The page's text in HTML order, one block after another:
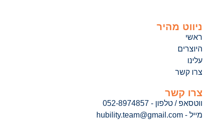
ניווט מהיר
ראשי
היוצרים
עלינו
צרו קשר
צרו קשר
ווטסאפ / טלפון - 052-8974857
מייל - hubility.team@gmail.com